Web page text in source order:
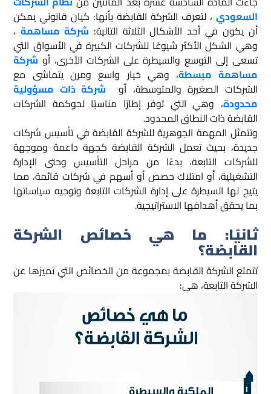
السعودي ، لتعرف الشركة القابضة بأنها: كيان قانوني يمكن
أن يكون في أحد الأشكال الثلاثة التالية: شركة مساهمة،
وهي الشكل الأكثر شيوعًا للشركات الكبيرة في الأسواق التي
تسعى إلى التوسع والسيطرة على الشركات الأخرى، أو شركة
مساهمة مبسطة، وهي خيار واسع ومرن يتماشى مع
الشركات الصغيرة والمتوسطة، أو شركة ذات مسؤولية
محدودة، وهي التي توفر إطارًا مناسبًا لحوكمة الشركات
القابضة ذات النطاق المحدود.
وتتمثل المهمة الجوهرية للشركة القابضة في تأسيس شركات
جديدة، بحيث تعمل الشركة القابضة كجهة داعمة وموجهة
للشركات التابعة، بدءًا من مراحل التأسيس وحتى الإدارة
التشغيلية، أو امتلاك حصص أو أسهم في شركات قائمة، مما
يتيح لها السيطرة على إدارة الشركات التابعة وتوجيه سياساتها
بما يحقق أهدافها الاستراتيجية.
ثانيًا: ما هي خصائص الشركة
القابضة؟
تتمتع الشركة القابضة بمجموعة من الخصائص التي تميزها عن
الشركة التابعة، هي: